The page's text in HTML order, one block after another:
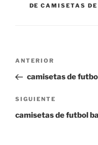
DE CAMISETAS
Navegación
entradas
Entrada
anterior:
ANTERIOR
camisetas de
Siguiente
entrada
SIGUIENTE
camisetas de futbol